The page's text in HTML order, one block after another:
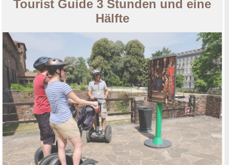
Tourist Guide 3 Stunden und eine
Hälfte